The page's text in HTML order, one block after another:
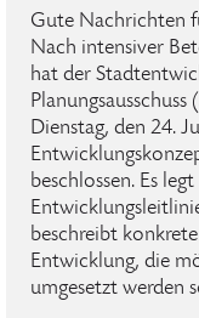
Gute Nachrichten
Nach intensiver
hat der
Dienstag, den 24.
beschlossen. Es
beschreibt
Entwicklung, die
umgesetzt werden